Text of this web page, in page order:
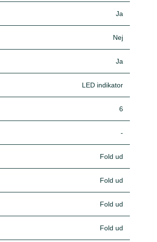
Ja
Nej
Ja
LED indikator
6
-
Fold ud
Fold ud
Fold ud
Fold ud